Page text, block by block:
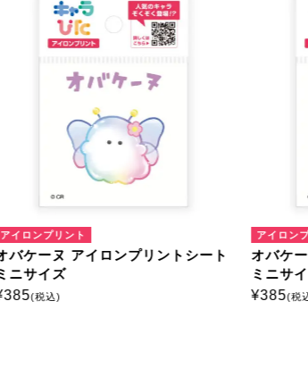
アイロンプリント
バケーヌ アイロンプリントシート
ニサイズ
385(税込)
アイロン
オバケ
ミニサ
¥385(税